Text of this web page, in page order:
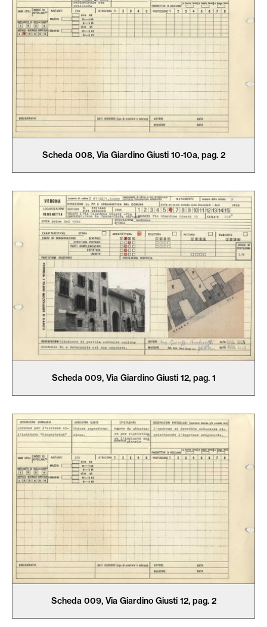
Scheda 008, Via Giardino Giusti 10-10a, pag. 2
Scheda 009, Via Giardino Giusti 12, pag. 1
Scheda 009, Via Giardino Giusti 12, pag. 2